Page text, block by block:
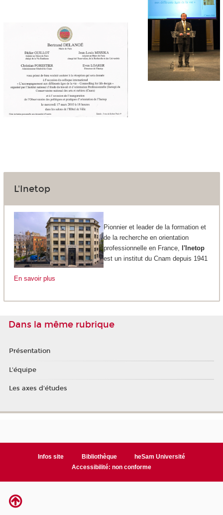
L'Inetop
Pionnier et leader de la formation et
de la recherche en orientation
professionnelle en France,
l'Inetop
est un institut du Cnam depuis 1941
En savoir plus
Dans la même rubrique
Présentation
L'équipe
Les axes d'études
Infos site Bibliothèque
heSam Université
Accessibilité: non conforme